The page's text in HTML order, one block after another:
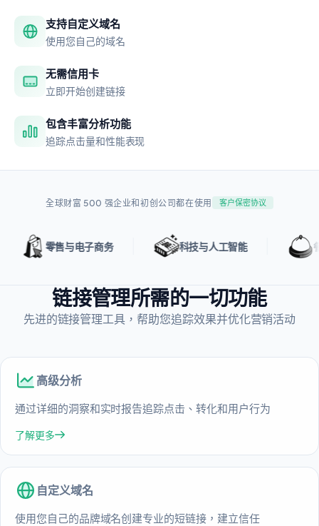
支持自定义域名
使用您自己的域名
无需信用卡
立即开始创建链接
包含丰富分析功能
追踪点击量和性能表现
全球财富 500 强企业和初创公司都在使用 客户保密协议
零售与电子商务 科技与人工智能 餐饮
链接管理所需的一切功能
先进的链接管理工具，帮助您追踪效果并优化营销活动
高级分析
通过详细的洞察和实时报告追踪点击、转化和用户行为
了解更多
自定义域名
使用您自己的品牌域名创建专业的短链接，建立信任